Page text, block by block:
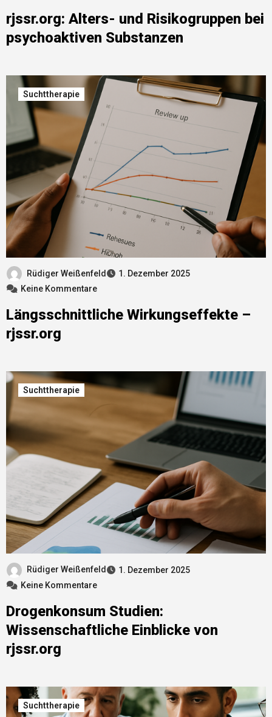
rjssr.org: Alters- und Risikogruppen bei
psychoaktiven Substanzen
Suchttherapie
Rüdiger Weißenfeld
1. Dezember 2025
Keine Kommentare
Längsschnittliche Wirkungseffekte –
rjssr.org
Suchttherapie
Rüdiger Weißenfeld
1. Dezember 2025
Keine Kommentare
Drogenkonsum Studien:
Wissenschaftliche Einblicke von
rjssr.org
Suchttherapie